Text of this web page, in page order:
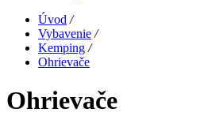
Úvod /
Vybavenie /
Kemping /
Ohrievače
Ohrievače